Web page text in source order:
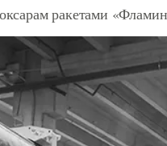
ракетами